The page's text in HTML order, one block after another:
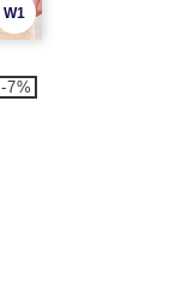
W1
-7%